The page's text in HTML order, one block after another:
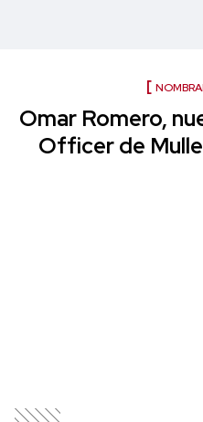
Omar Romero,
Officer de